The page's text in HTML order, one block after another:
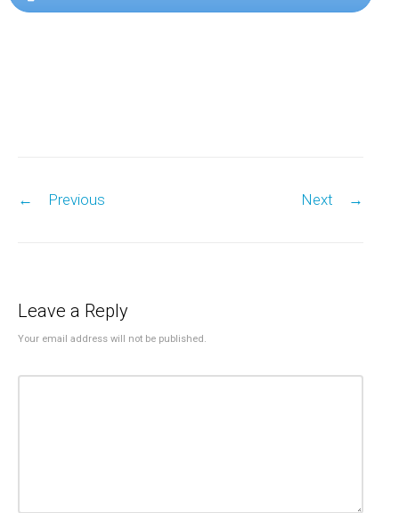
← Previous Next →
Leave a Reply
Your email address will not be published.